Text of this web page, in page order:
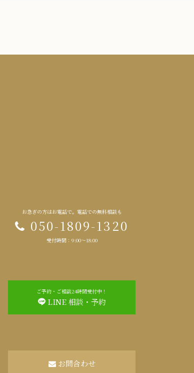
お急ぎの方はお電話で。電話での無料相談も
050-1809-1320
受付時間：9:00～18:00
ご予約・ご相談24時間受付中！
LINE 相談・予約
お問合わせ